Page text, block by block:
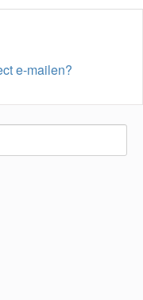
e-mailen?